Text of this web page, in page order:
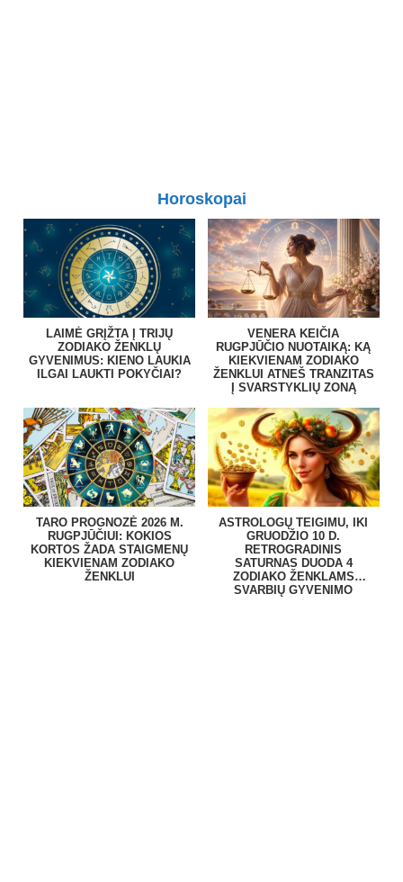
Horoskopai
LAIMĖ GRĮŽTA Į TRIJŲ
ZODIAKO ŽENKLŲ
GYVENIMUS: KIENO LAUKIA
ILGAI LAUKTI POKYČIAI?
VENERA KEIČIA
RUGPJŪČIO NUOTAIKĄ: KĄ
KIEKVIENAM ZODIAKO
ŽENKLUI ATNEŠ TRANZITAS
Į SVARSTYKLIŲ ZONĄ
TARO PROGNOZĖ 2026 M.
RUGPJŪČIUI: KOKIOS
KORTOS ŽADA STAIGMENŲ
KIEKVIENAM ZODIAKO
ŽENKLUI
ASTROLOGŲ TEIGIMU, IKI
GRUODŽIO 10 D.
RETROGRADINIS
SATURNAS DUODA 4
ZODIAKO ŽENKLAMS
SVARBIŲ GYVENIMO